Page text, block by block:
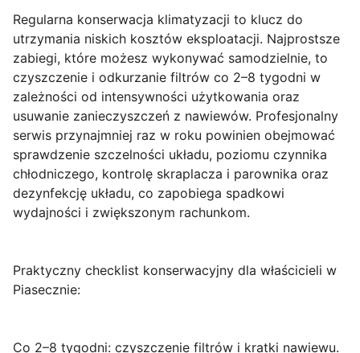
Regularna konserwacja klimatyzacji to klucz do
utrzymania niskich kosztów eksploatacji. Najprostsze
zabiegi, które możesz wykonywać samodzielnie, to
czyszczenie i odkurzanie filtrów co 2–8 tygodni w
zależności od intensywności użytkowania oraz
usuwanie zanieczyszczeń z nawiewów. Profesjonalny
serwis przynajmniej raz w roku powinien obejmować
sprawdzenie szczelności układu, poziomu czynnika
chłodniczego, kontrolę skraplacza i parownika oraz
dezynfekcję układu, co zapobiega spadkowi
wydajności i zwiększonym rachunkom.
Praktyczny checklist konserwacyjny dla właścicieli w
Piasecznie:
Co 2–8 tygodni: czyszczenie filtrów i kratki nawiewu.